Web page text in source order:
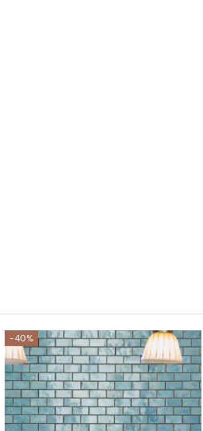
-40%